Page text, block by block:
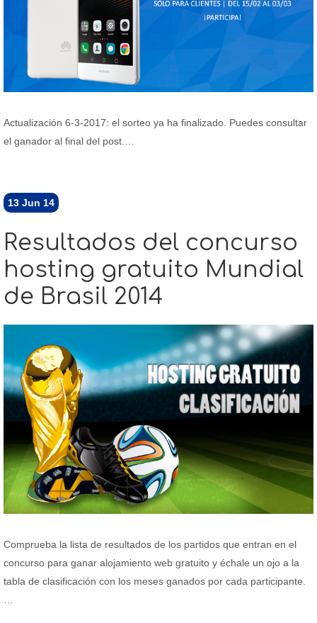
Actualización 6-3-2017: el sorteo ya ha finalizado. Puedes consultar
el ganador al final del post.…
13 Jun 14
Resultados del concurso
hosting gratuito Mundial
de Brasil 2014
Comprueba la lista de resultados de los partidos que entran en el
concurso para ganar alojamiento web gratuito y échale un ojo a la
tabla de clasificación con los meses ganados por cada participante.
…